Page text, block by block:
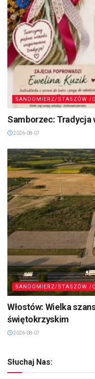
SANDOMIERZ/STASZÓW /
Samborzec: Tradycja
2026-08-07
SANDOMIERZ/STASZÓW /
Włostów: Wielka
świętokrzyskim
2026-08-07
Słuchaj Nas: